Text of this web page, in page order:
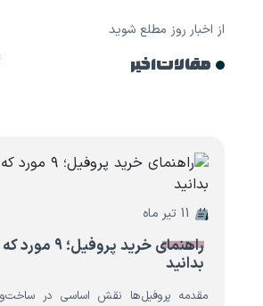
از اخبار روز مطلع شوید
مقالات اخیر
راهنمای خرید پروفیل؛
بدانید
مقدمه پروفیل‌ها نقش اساسی در